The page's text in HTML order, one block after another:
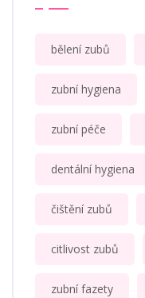
bělení zubů
zubní hygiena
zubní péče
dentální hygiena
čištění zubů
citlivost zubů
zubní fazety